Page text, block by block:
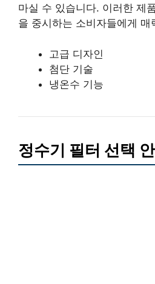
마실 수 있습니다. 이러한 제
을 중시하는 소비자들에게 매
고급 디자인
첨단 기술
냉온수 기능
정수기 필터 선택